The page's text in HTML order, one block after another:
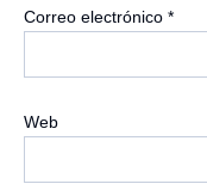
Correo electrónico *
Web